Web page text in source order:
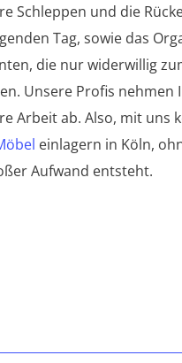
Schleppen und die
Tag, sowie das
die nur widerwillig
Unsere Profis nehmen
Arbeit ab. Also, mit uns
einlagern in Köln,